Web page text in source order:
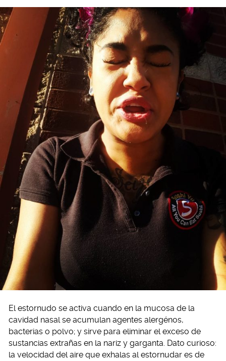
El estornudo se activa cuando en la mucosa de la
cavidad nasal se acumulan agentes alergénos,
bacterias o polvo; y sirve para eliminar el exceso de
sustancias extrañas en la nariz y garganta. Dato curioso:
la velocidad del aire que exhalas al estornudar es de